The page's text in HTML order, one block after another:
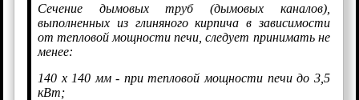
Сечение дымовых труб (дымовых каналов),
выполненных из глиняного кирпича в зависимости
от тепловой мощности печи, следует принимать не
менее:
140 х 140 мм - при тепловой мощности печи до 3,5
кВт;